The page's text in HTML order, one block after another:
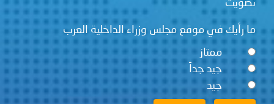
مجلس وزراء الداخلية العرب